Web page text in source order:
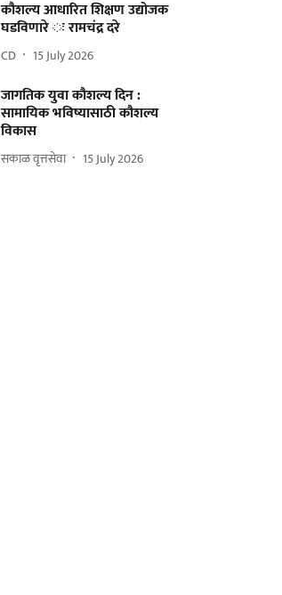
कौशल्य आधारित शिक्षण उद्योजक
घडविणारे ः रामचंद्र दरे
CD 15 July 2026
जागतिक युवा कौशल्य दिन :
सामायिक भविष्यासाठी कौशल्य
विकास
सकाळ वृत्तसेवा 15 July 2026